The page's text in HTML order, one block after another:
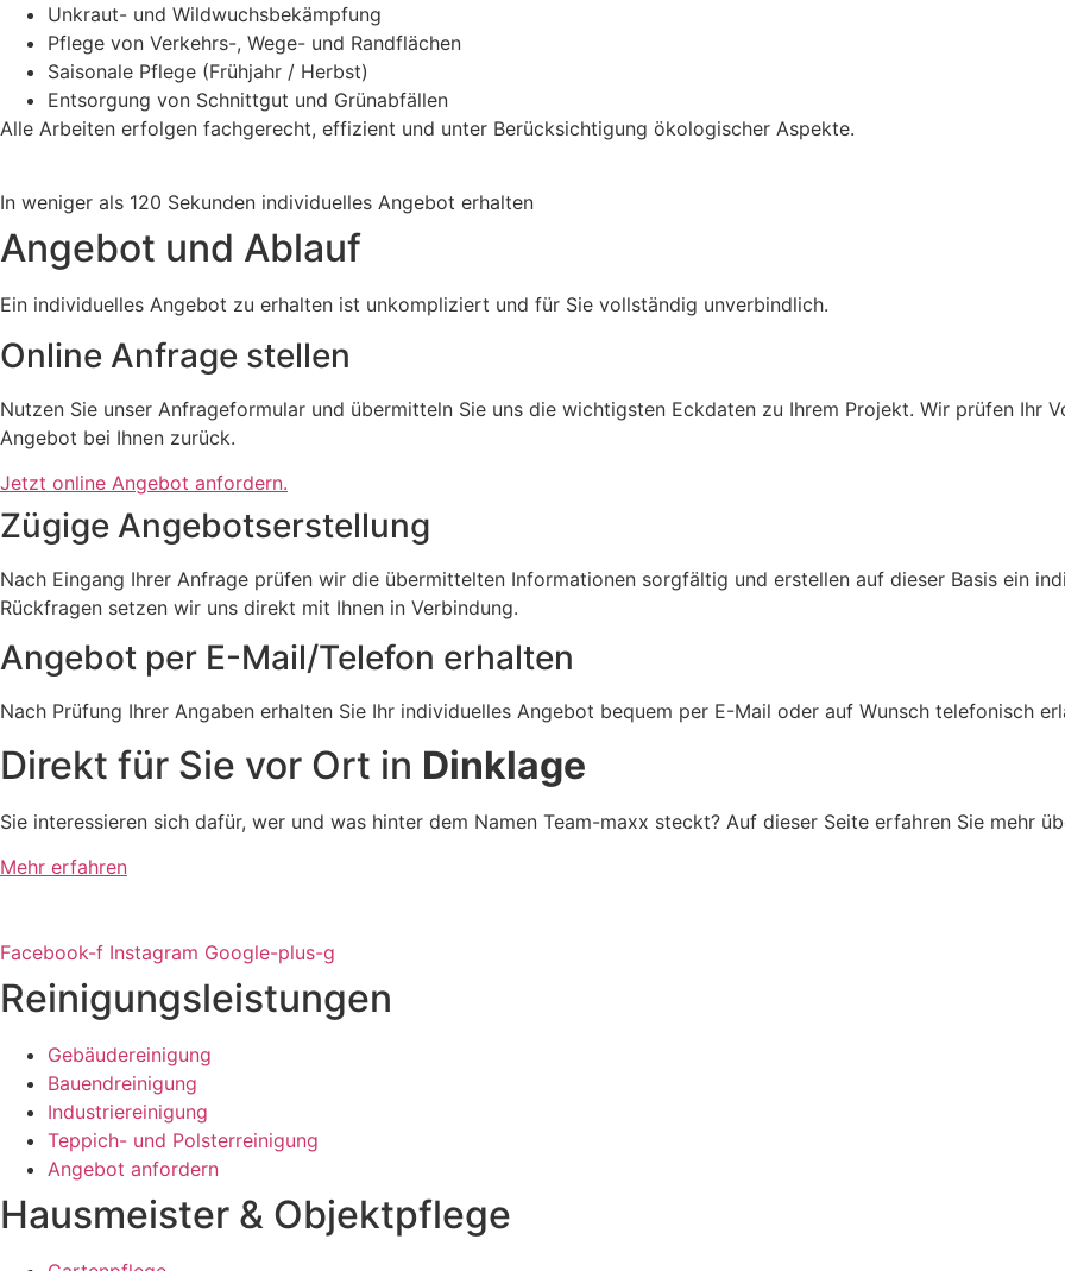
Unkraut- und Wildwuchsbekämpfung
Pflege von Verkehrs-, Wege- und Randflächen
Saisonale Pflege (Frühjahr / Herbst)
Entsorgung von Schnittgut und Grünabfällen
Alle Arbeiten erfolgen fachgerecht, effizient und unter Berücksichtigung ökologischer Aspekte.
In weniger als 120 Sekunden individuelles Angebot erhalten
Angebot und Ablauf
Ein individuelles Angebot zu erhalten ist unkompliziert und für Sie vollständig unverbindlich.
Online Anfrage stellen
Nutzen Sie unser Anfrageformular und übermitteln Sie uns die wichtigsten Eckdaten zu Ihrem Projekt. Wir prüfen Ihr
Angebot bei Ihnen zurück.
Jetzt online Angebot anfordern.
Zügige Angebotserstellung
Nach Eingang Ihrer Anfrage prüfen wir die übermittelten Informationen sorgfältig und erstellen auf dieser Basis ein
Rückfragen setzen wir uns direkt mit Ihnen in Verbindung.
Angebot per E-Mail/Telefon erhalten
Nach Prüfung Ihrer Angaben erhalten Sie Ihr individuelles Angebot bequem per E-Mail oder auf Wunsch telefonisch
Direkt für Sie vor Ort in Dinklage
Sie interessieren sich dafür, wer und was hinter dem Namen Team-maxx steckt? Auf dieser Seite erfahren Sie mehr
Mehr erfahren
Facebook-f Instagram Google-plus-g
Reinigungsleistungen
Gebäudereinigung
Bauendreinigung
Industriereinigung
Teppich- und Polsterreinigung
Angebot anfordern
Hausmeister & Objektpflege